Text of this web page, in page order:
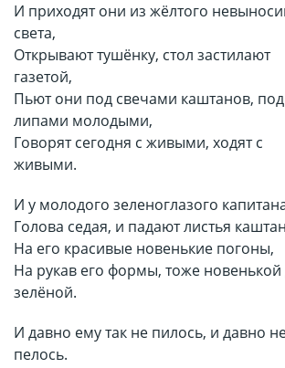
И приходят они из жёлтого
света,
Открывают тушёнку, стол застилают
газетой,
Пьют они под свечами каштанов, под
липами молодыми,
Говорят сегодня с живыми, ходят с
живыми.
И у молодого зеленоглазого
Голова седая, и падают листья
На его красивые новенькие погоны,
На рукав его формы, тоже новенькой
зелёной.
И давно ему так не пилось, и давно
пелось.